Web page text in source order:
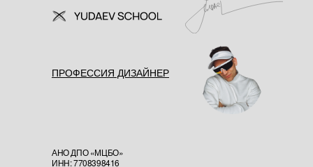
ПРОФЕССИЯ ДИЗАЙНЕР
АНО ДПО «МЦБО»
ИНН: 7708398416